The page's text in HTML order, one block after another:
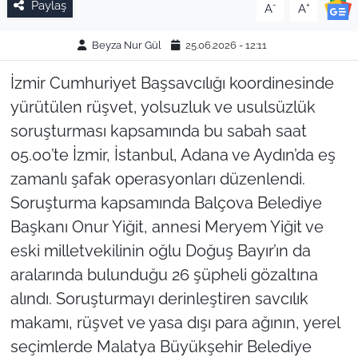
Paylaş A- A+
Beyza Nur Gül 25.06.2026 - 12:11
İzmir Cumhuriyet Başsavcılığı koordinesinde
yürütülen rüşvet, yolsuzluk ve usulsüzlük
soruşturması kapsamında bu sabah saat
05.00’te İzmir, İstanbul, Adana ve Aydın’da eş
zamanlı şafak operasyonları düzenlendi.
Soruşturma kapsamında Balçova Belediye
Başkanı Onur Yiğit, annesi Meryem Yiğit ve
eski milletvekilinin oğlu Doğuş Bayır’ın da
aralarında bulunduğu 26 şüpheli gözaltına
alındı. Soruşturmayı derinleştiren savcılık
makamı, rüşvet ve yasa dışı para ağının, yerel
seçimlerde Malatya Büyükşehir Belediye